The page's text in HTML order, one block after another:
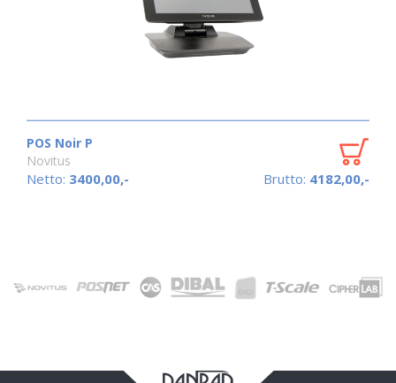
POS Noir P
Novitus
Netto: 3400,00,- Brutto: 4182,00,-